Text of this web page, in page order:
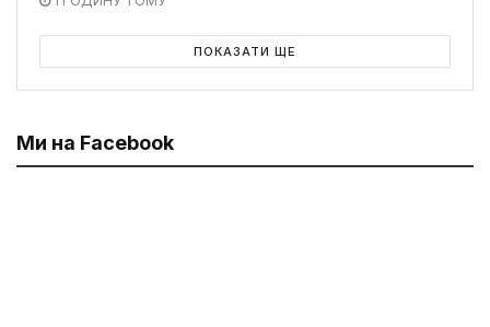
ПОКАЗАТИ ЩЕ
Ми на Facebook